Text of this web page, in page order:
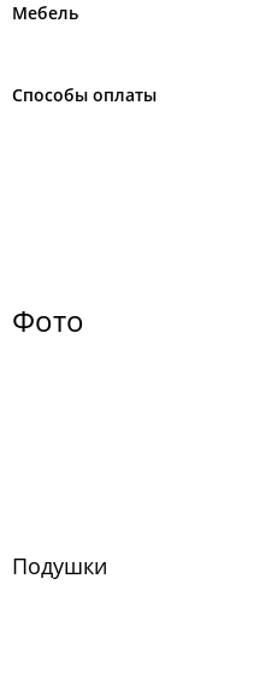
Мебель
Способы оплаты
Фото
Подушки